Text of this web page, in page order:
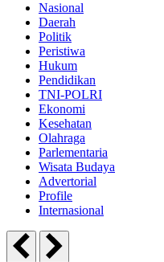
Nasional
Daerah
Politik
Peristiwa
Hukum
Pendidikan
TNI-POLRI
Ekonomi
Kesehatan
Olahraga
Parlementaria
Wisata Budaya
Advertorial
Profile
Internasional